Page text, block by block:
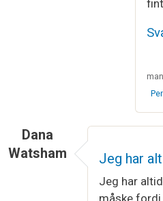
Dana
Watsham
Jeg har
Jeg har